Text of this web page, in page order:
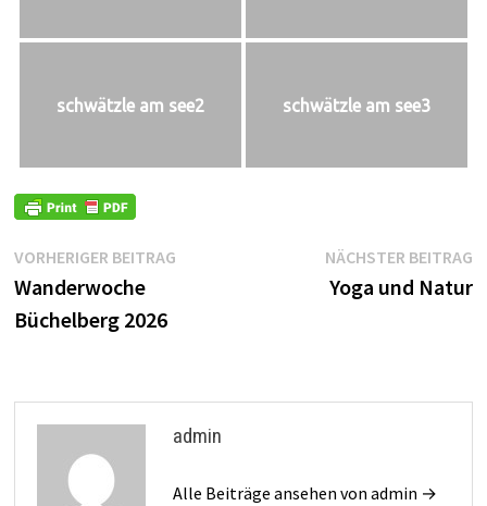
schwätzle am see2 schwätzle am see3
Beitragsnavigation
VORHERIGER BEITRAGVorheriger
Wanderwoche
Büchelberg 2026
NÄCHSTER BEITRAG
Yoga und Natur
admin
Alle Beiträge ansehen von admin →